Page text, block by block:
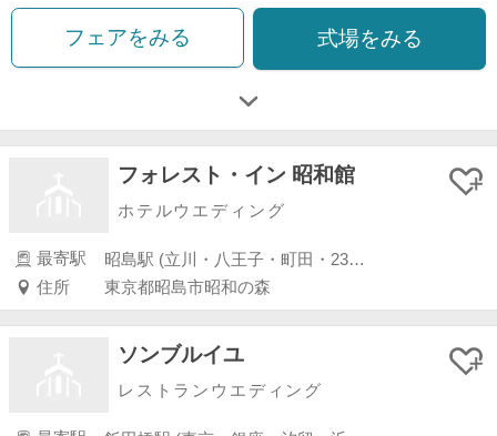
フェアをみる 式場をみる
フォレスト・イン 昭和館
ホテルウエディング
最寄駅
昭島駅 (立川・八王子・町田・23区外)
住所
東京都昭島市昭和の森
ソンブルイユ
レストランウエディング